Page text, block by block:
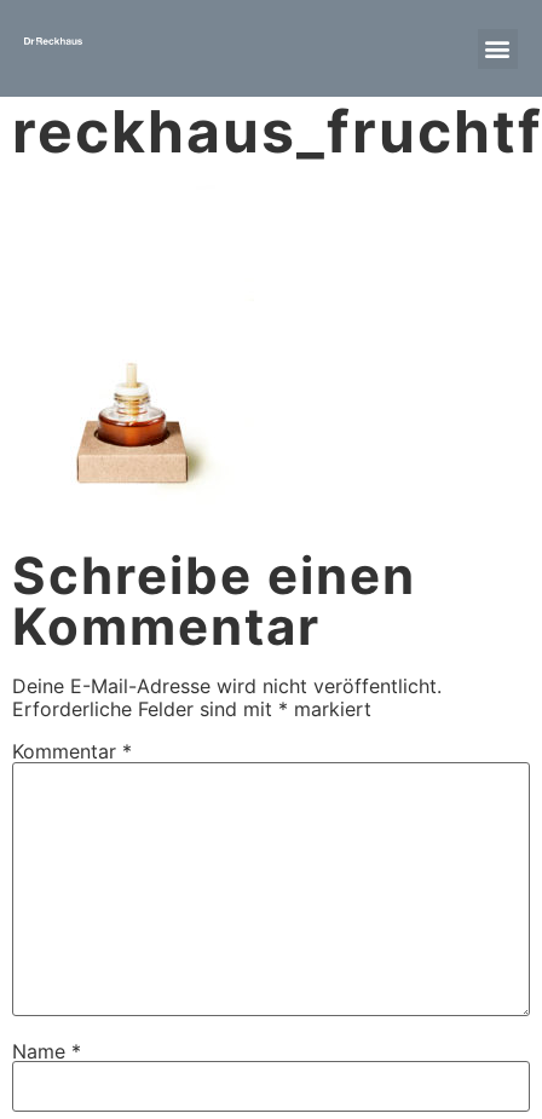
Schreibe einen
Kommentar
Deine E-Mail-Adresse wird nicht veröffentlicht.
Erforderliche Felder sind mit * markiert
Kommentar *
Name *